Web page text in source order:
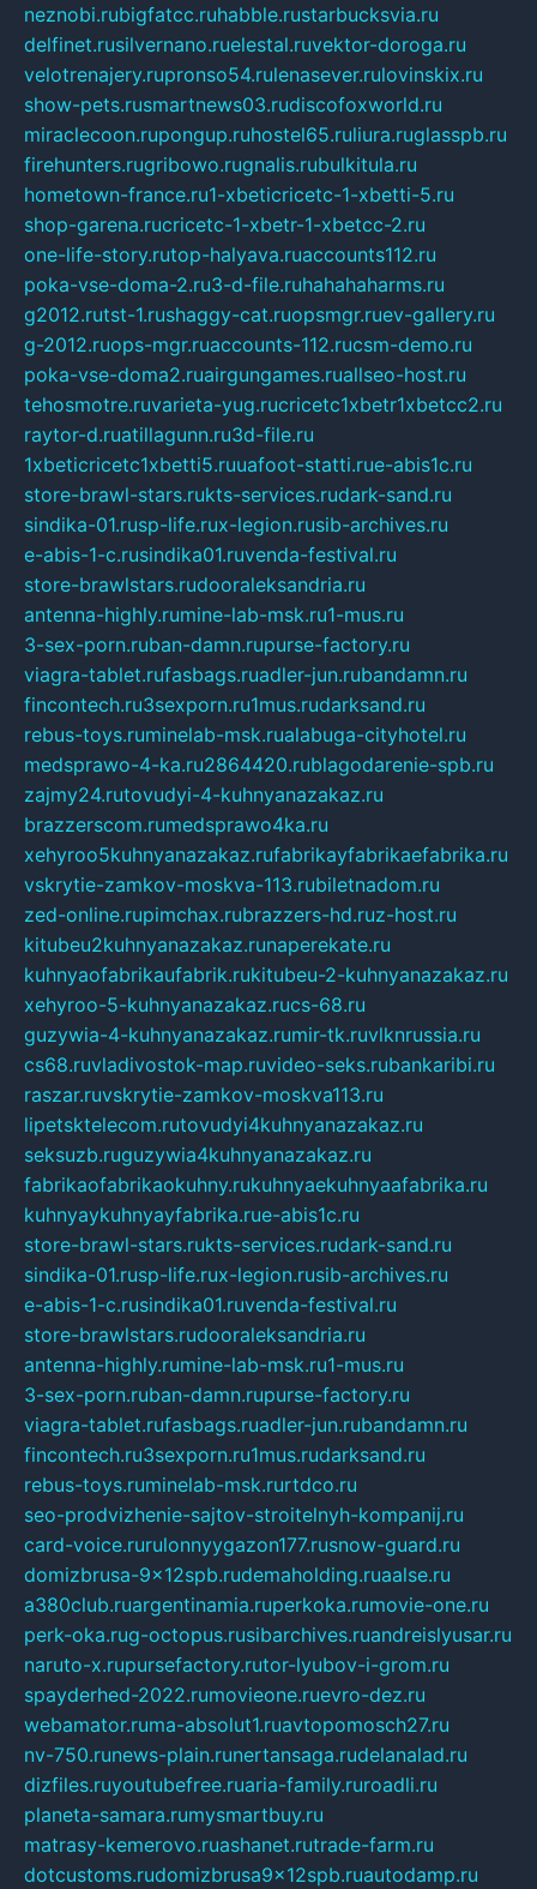
neznobi.rubigfatcc.ruhabble.rustarbucksvia.ru
delfinet.rusilvernano.ruelestal.ruvektor-doroga.ru
velotrenajery.rupronso54.rulenasever.rulovinskix.ru
show-pets.rusmartnews03.rudiscofoxworld.ru
miraclecoon.rupongup.ruhostel65.ruliura.ruglasspb.ru
firehunters.rugribowo.rugnalis.rubulkitula.ru
hometown-france.ru1-xbeticricetc-1-xbetti-5.ru
shop-garena.rucricetc-1-xbetr-1-xbetcc-2.ru
one-life-story.rutop-halyava.ruaccounts112.ru
poka-vse-doma-2.ru3-d-file.ruhahahaharms.ru
g2012.rutst-1.rushaggy-cat.ruopsmgr.ruev-gallery.ru
g-2012.ruops-mgr.ruaccounts-112.rucsm-demo.ru
poka-vse-doma2.ruairgungames.ruallseo-host.ru
tehosmotre.ruvarieta-yug.rucricetc1xbetr1xbetcc2.ru
raytor-d.ruatillagunn.ru3d-file.ru
1xbeticricetc1xbetti5.ruuafoot-statti.rue-abis1c.ru
store-brawl-stars.rukts-services.rudark-sand.ru
sindika-01.rusp-life.rux-legion.rusib-archives.ru
e-abis-1-c.rusindika01.ruvenda-festival.ru
store-brawlstars.rudooraleksandria.ru
antenna-highly.rumine-lab-msk.ru1-mus.ru
3-sex-porn.ruban-damn.rupurse-factory.ru
viagra-tablet.rufasbags.ruadler-jun.rubandamn.ru
fincontech.ru3sexporn.ru1mus.rudarksand.ru
rebus-toys.ruminelab-msk.rualabuga-cityhotel.ru
medsprawo-4-ka.ru2864420.rublagodarenie-spb.ru
zajmy24.rutovudyi-4-kuhnyanazakaz.ru
brazzerscom.rumedsprawo4ka.ru
xehyroo5kuhnyanazakaz.rufabrikayfabrikaefabrika.ru
vskrytie-zamkov-moskva-113.rubiletnadom.ru
zed-online.rupimchax.rubrazzers-hd.ruz-host.ru
kitubeu2kuhnyanazakaz.runaperekate.ru
kuhnyaofabrikaufabrik.rukitubeu-2-kuhnyanazakaz.ru
xehyroo-5-kuhnyanazakaz.rucs-68.ru
guzywia-4-kuhnyanazakaz.rumir-tk.ruvlknrussia.ru
cs68.ruvladivostok-map.ruvideo-seks.rubankaribi.ru
raszar.ruvskrytie-zamkov-moskva113.ru
lipetsktelecom.rutovudyi4kuhnyanazakaz.ru
seksuzb.ruguzywia4kuhnyanazakaz.ru
fabrikaofabrikaokuhny.rukuhnyaekuhnyaafabrika.ru
kuhnyaykuhnyayfabrika.rue-abis1c.ru
store-brawl-stars.rukts-services.rudark-sand.ru
sindika-01.rusp-life.rux-legion.rusib-archives.ru
e-abis-1-c.rusindika01.ruvenda-festival.ru
store-brawlstars.rudooraleksandria.ru
antenna-highly.rumine-lab-msk.ru1-mus.ru
3-sex-porn.ruban-damn.rupurse-factory.ru
viagra-tablet.rufasbags.ruadler-jun.rubandamn.ru
fincontech.ru3sexporn.ru1mus.rudarksand.ru
rebus-toys.ruminelab-msk.rurtdco.ru
seo-prodvizhenie-sajtov-stroitelnyh-kompanij.ru
card-voice.rurulonnyygazon177.rusnow-guard.ru
domizbrusa-9x12spb.rudemaholding.ruaalse.ru
a380club.ruargentinamia.ruperkoka.rumovie-one.ru
perk-oka.rug-octopus.rusibarchives.ruandreislyusar.ru
naruto-x.rupursefactory.rutor-lyubov-i-grom.ru
spayderhed-2022.rumovieone.ruevro-dez.ru
webamator.ruma-absolut1.ruavtopomosch27.ru
nv-750.runews-plain.runertansaga.rudelanalad.ru
dizfiles.ruyoutubefree.ruaria-family.ruroadli.ru
planeta-samara.rumysmartbuy.ru
matrasy-kemerovo.ruashanet.rutrade-farm.ru
dotcustoms.rudomizbrusa9x12spb.ruautodamp.ru